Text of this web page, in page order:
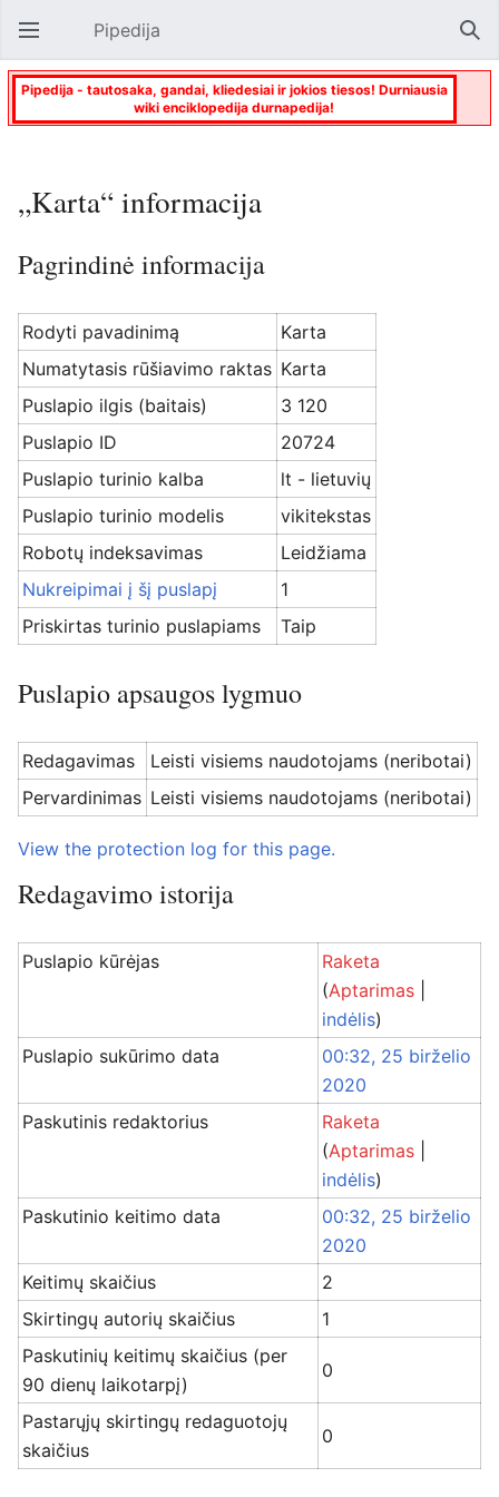
Atverti pagrindinį meniu Pipedija
Pipedija - tautosaka, gandai, kliedesiai ir jokios tiesos! Durniausia
wiki enciklopedija durnapedija!
„Karta“ informacija
Pagrindinė informacija
Rodyti pavadinimą
Karta
Numatytasis rūšiavimo raktas Karta
Puslapio ilgis (baitais)
3 120
Puslapio ID
20724
Puslapio turinio kalba
lt - lietuvių
Puslapio turinio modelis
vikitekstas
Robotų indeksavimas
Leidžiama
Nukreipimai į šį puslapį
1
Priskirtas turinio puslapiams
Taip
Puslapio apsaugos lygmuo
Redagavimas
Leisti visiems naudotojams (neribotai)
Pervardinimas Leisti visiems naudotojams (neribotai)
View the protection log for this page.
Redagavimo istorija
Puslapio kūrėjas
Raketa
(Aptarimas
indėlis)
Puslapio sukūrimo data
00:32, 25 birželio
2020
Paskutinis redaktorius
Raketa
(Aptarimas
indėlis)
Paskutinio keitimo data
00:32, 25 birželio
2020
Keitimų skaičius
2
Skirtingų autorių skaičius
1
Paskutinių keitimų skaičius (per
90 dienų laikotarpį)
0
Pastarųjų skirtingų redaguotojų
skaičius
0